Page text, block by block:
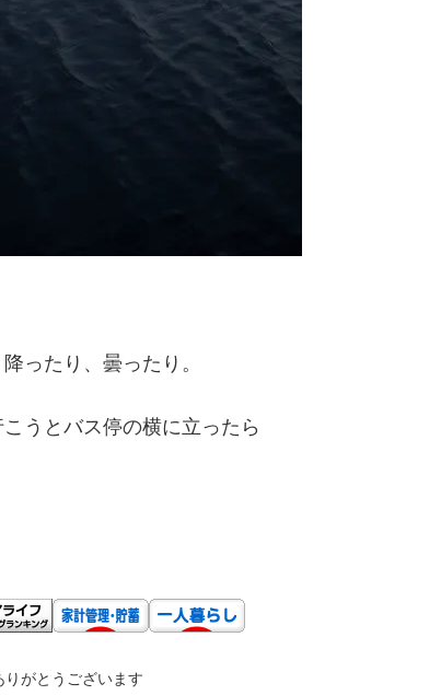
ったり、曇ったり。
うとバス停の横に立ったら
りがとうございます